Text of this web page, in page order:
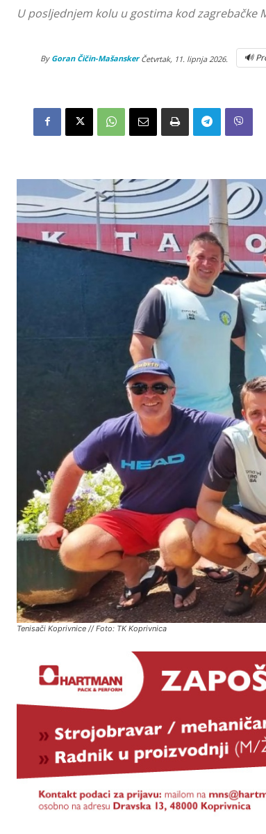
U posljednjem kolu u gostima kod zagrebačke
By Goran Čičin-Mašansker Četvrtak, 11. lipnja 2026. 🔊
Tenisači Koprivnice // Foto: TK Koprivnica